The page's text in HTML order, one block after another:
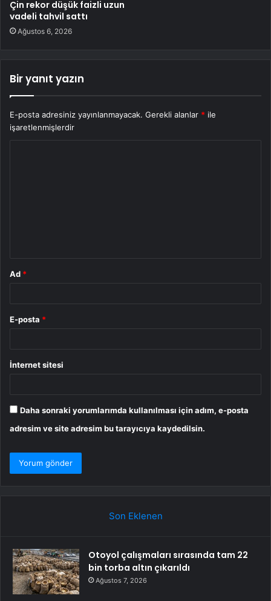
Çin rekor düşük faizli uzun
vadeli tahvil sattı
Ağustos 6, 2026
Bir yanıt yazın
E-posta adresiniz yayınlanmayacak. Gerekli alanlar * ile
işaretlenmişlerdir
Ad *
E-posta *
İnternet sitesi
Daha sonraki yorumlarımda kullanılması için adım, e-posta
adresim ve site adresim bu tarayıcıya kaydedilsin.
Son Eklenen
Otoyol çalışmaları sırasında tam 22
bin torba altın çıkarıldı
Ağustos 7, 2026